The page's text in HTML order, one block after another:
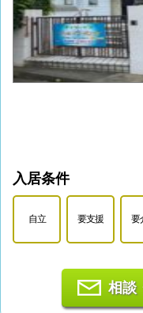
入居条件
自立 要支援 要
相談